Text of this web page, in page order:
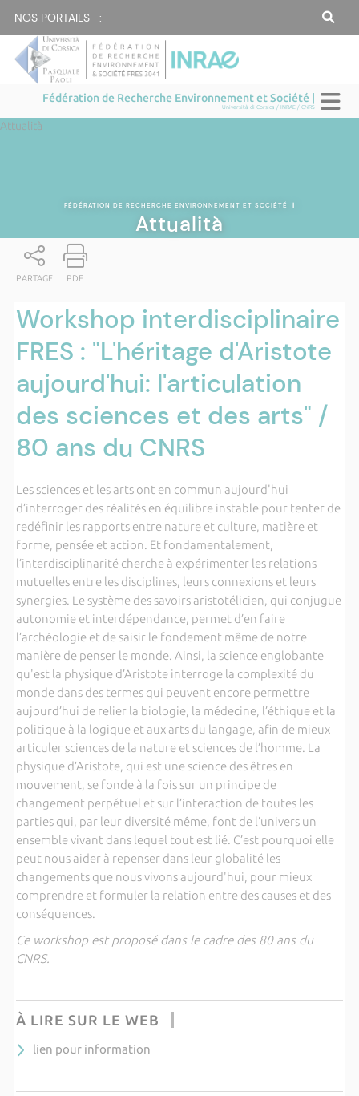
NOS PORTAILS :
Fédération de Recherche Environnement et Société |
Università di Corsica / INRAE / CNRS
Attualità
FÉDÉRATION DE RECHERCHE ENVIRONNEMENT ET SOCIÉTÉ |
Attualità
PARTAGE PDF
Workshop interdisciplinaire
FRES : "L'héritage d'Aristote
aujourd'hui: l'articulation
des sciences et des arts" /
80 ans du CNRS
Les sciences et les arts ont en commun aujourd'hui
d’interroger des réalités en équilibre instable pour tenter de
redéfinir les rapports entre nature et culture, matière et
forme, pensée et action. Et fondamentalement,
l’interdisciplinarité cherche à expérimenter les relations
mutuelles entre les disciplines, leurs connexions et leurs
synergies. Le système des savoirs aristotélicien, qui conjugue
autonomie et interdépendance, permet d’en faire
l’archéologie et de saisir le fondement même de notre
manière de penser le monde. Ainsi, la science englobante
qu'est la physique d’Aristote interroge la complexité du
monde dans des termes qui peuvent encore permettre
aujourd’hui de relier la biologie, la médecine, l’éthique et la
politique à la logique et aux arts du langage, afin de mieux
articuler sciences de la nature et sciences de l’homme. La
physique d’Aristote, qui est une science des êtres en
mouvement, se fonde à la fois sur un principe de
changement perpétuel et sur l’interaction de toutes les
parties qui, par leur diversité même, font de l’univers un
ensemble vivant dans lequel tout est lié. C’est pourquoi elle
peut nous aider à repenser dans leur globalité les
changements que nous vivons aujourd'hui, pour mieux
comprendre et formuler la relation entre des causes et des
conséquences.
Ce workshop est proposé dans le cadre des 80 ans du
CNRS.
À LIRE SUR LE WEB
lien pour information